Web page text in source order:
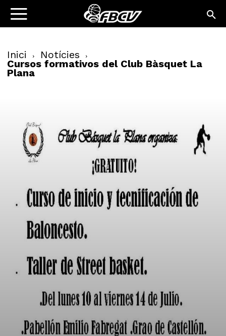
Inici Notícies
Cursos formativos del Club Bàsquet La
Plana